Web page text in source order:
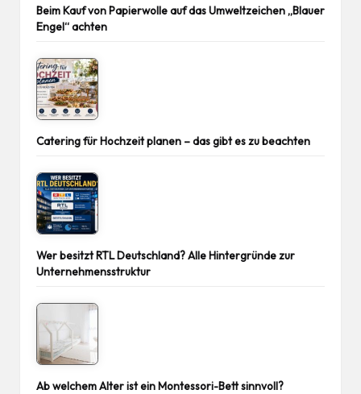
Beim Kauf von Papierwolle auf das Umweltzeichen „Blauer
Engel“ achten
Catering für Hochzeit planen – das gibt es zu beachten
Wer besitzt RTL Deutschland? Alle Hintergründe zur
Unternehmensstruktur
Ab welchem Alter ist ein Montessori-Bett sinnvoll?